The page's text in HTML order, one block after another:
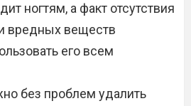
ногтям, а факт отсутствия
вредных веществ
его всем
без проблем удалить